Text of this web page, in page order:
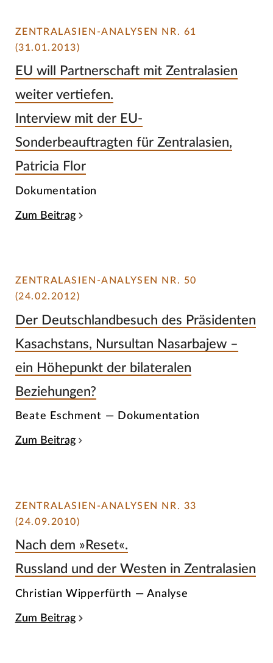
ZENTRALASIEN-ANALYSEN NR. 61
(31.01.2013)
EU will Partnerschaft mit Zentralasien
weiter vertiefen.
Interview mit der EU-
Sonderbeauftragten für Zentralasien,
Patricia Flor
Dokumentation
Zum Beitrag
ZENTRALASIEN-ANALYSEN NR. 50
(24.02.2012)
Der Deutschlandbesuch des Präsidenten
Kasachstans, Nursultan Nasarbajew –
ein Höhepunkt der bilateralen
Beziehungen?
Beate Eschment — Dokumentation
Zum Beitrag
ZENTRALASIEN-ANALYSEN NR. 33
(24.09.2010)
Nach dem »Reset«.
Russland und der Westen in Zentralasien
Christian Wipperfürth — Analyse
Zum Beitrag